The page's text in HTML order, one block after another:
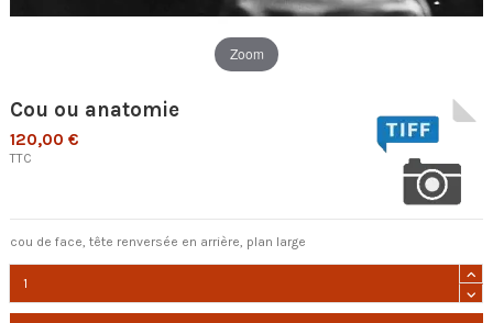
Zoom
Cou ou anatomie
120,00 €
TTC
cou de face, tête renversée en arrière, plan large